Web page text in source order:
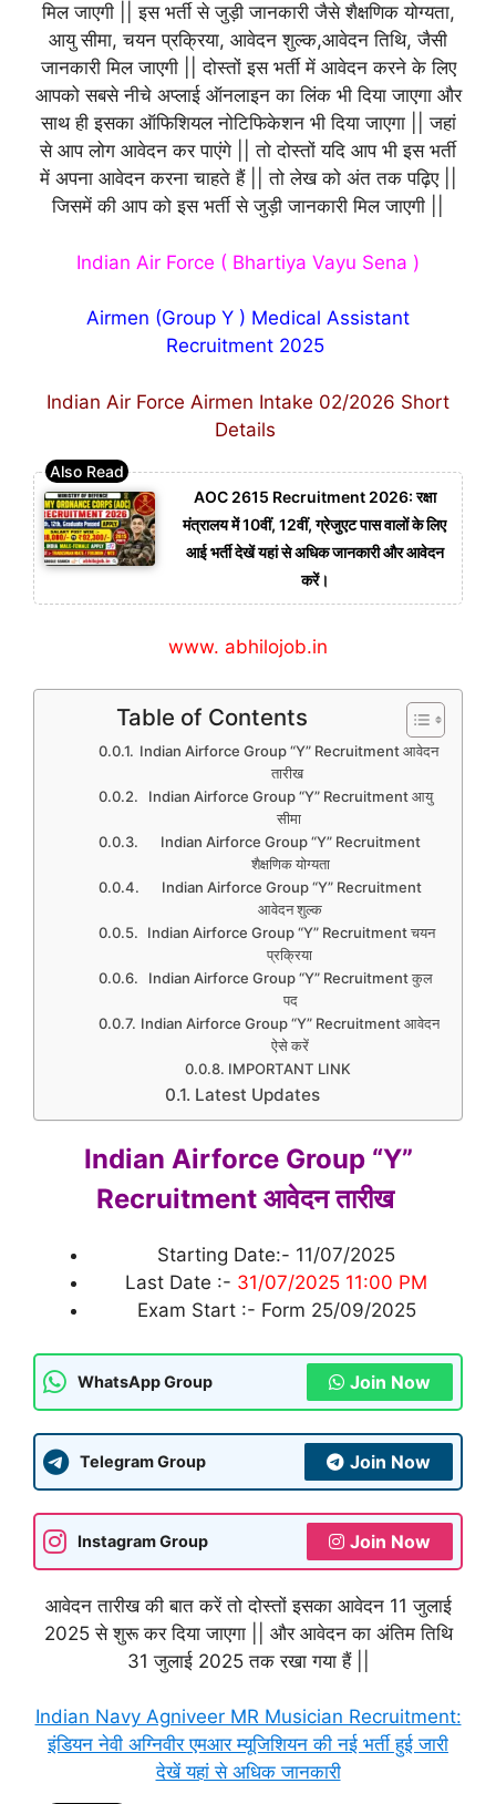
मिल जाएगी || इस भर्ती से जुड़ी जानकारी जैसे शैक्षणिक योग्यता,
आयु सीमा, चयन प्रक्रिया, आवेदन शुल्क,आवेदन तिथि, जैसी
जानकारी मिल जाएगी || दोस्तों इस भर्ती में आवेदन करने के लिए
आपको सबसे नीचे अप्लाई ऑनलाइन का लिंक भी दिया जाएगा और
साथ ही इसका ऑफिशियल नोटिफिकेशन भी दिया जाएगा || जहां
से आप लोग आवेदन कर पाएंगे || तो दोस्तों यदि आप भी इस भर्ती
में अपना आवेदन करना चाहते हैं || तो लेख को अंत तक पढ़िए ||
जिसमें की आप को इस भर्ती से जुड़ी जानकारी मिल जाएगी ||
Indian Air Force ( Bhartiya Vayu Sena )
Airmen (Group Y ) Medical Assistant
Recruitment 2025
Indian Air Force Airmen Intake 02/2026 Short
Details
AOC 2615 Recruitment 2026: रक्षा
मंत्रालय में 10वीं, 12वीं, ग्रेजुएट पास वालों के लिए
आई भर्ती देखें यहां से अधिक जानकारी और आवेदन
करें।
www. abhilojob.in
Table of Contents
Indian Airforce Group “Y” Recruitment आवेदन
तारीख
Indian Airforce Group “Y” Recruitment आयु
सीमा
Indian Airforce Group “Y” Recruitment
शैक्षणिक योग्यता
Indian Airforce Group “Y” Recruitment
आवेदन शुल्क
Indian Airforce Group “Y” Recruitment चयन
प्रक्रिया
Indian Airforce Group “Y” Recruitment कुल
पद
Indian Airforce Group “Y” Recruitment आवेदन
ऐसे करें
IMPORTANT LINK
Latest Updates
Indian Airforce Group “Y”
Recruitment आवेदन तारीख
Starting Date:- 11/07/2025
Last Date :- 31/07/2025 11:00 PM
Exam Start :- Form 25/09/2025
WhatsApp Group Join Now
Telegram Group Join Now
Instagram Group Join Now
आवेदन तारीख की बात करें तो दोस्तों इसका आवेदन 11 जुलाई
2025 से शुरू कर दिया जाएगा || और आवेदन का अंतिम तिथि
31 जुलाई 2025 तक रखा गया हैं ||
Indian Navy Agniveer MR Musician Recruitment:
इंडियन नेवी अग्निवीर एमआर म्यूजिशियन की नई भर्ती हुई जारी
देखें यहां से अधिक जानकारी